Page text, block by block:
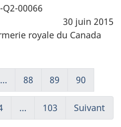
00066
30 juin 2015
royale du Canada
… 88
to
page
88
89
to
page
89
90
to
page
90
to
… 103 (current)
Aller
Suivant
to